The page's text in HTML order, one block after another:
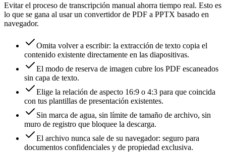
Evitar el proceso de transcripción manual ahorra tiempo real. Esto es
lo que se gana al usar un convertidor de PDF a PPTX basado en
navegador.
Omita volver a escribir: la extracción de texto copia el
contenido existente directamente en las diapositivas.
El modo de reserva de imagen cubre los PDF escaneados
sin capa de texto.
Elige la relación de aspecto 16:9 o 4:3 para que coincida
con tus plantillas de presentación existentes.
Sin marca de agua, sin límite de tamaño de archivo, sin
muro de registro que bloquee la descarga.
El archivo nunca sale de su navegador: seguro para
documentos confidenciales y de propiedad exclusiva.